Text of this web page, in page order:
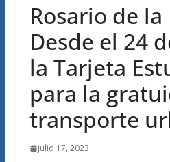
Rosario de
Desde el 24
la Tarjeta
para la
transporte
julio 17, 2023